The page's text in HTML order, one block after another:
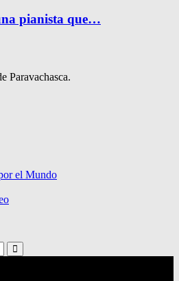
pianista que…
Paravachasca.
el Mundo
Search